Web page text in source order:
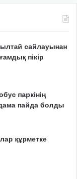
сайлауынан
пікір
паркінің
пайда болды
құрметке